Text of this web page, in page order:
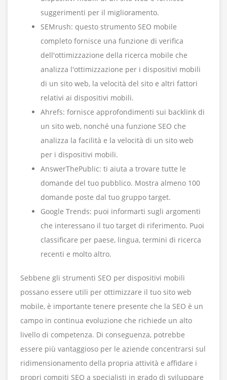
suggerimenti per il miglioramento.
SEMrush: questo strumento SEO mobile
completo fornisce una funzione di verifica
dell'ottimizzazione della ricerca mobile che
analizza l'ottimizzazione per i dispositivi mobili
di un sito web, la velocità del sito e altri fattori
relativi ai dispositivi mobili.
Ahrefs: fornisce approfondimenti sui backlink di
un sito web, nonché una funzione SEO che
analizza la facilità e la velocità di un sito web
per i dispositivi mobili.
AnswerThePublic: ti aiuta a trovare tutte le
domande del tuo pubblico. Mostra almeno 100
domande poste dal tuo gruppo target.
Google Trends: puoi informarti sugli argomenti
che interessano il tuo target di riferimento. Puoi
classificare per paese, lingua, termini di ricerca
recenti e molto altro.
Sebbene gli strumenti SEO per dispositivi mobili
possano essere utili per ottimizzare il tuo sito web
mobile, è importante tenere presente che la SEO è un
campo in continua evoluzione che richiede un alto
livello di competenza. Di conseguenza, potrebbe
essere più vantaggioso per le aziende concentrarsi sul
ridimensionamento della propria attività e affidare i
propri compiti SEO a specialisti in grado di sviluppare